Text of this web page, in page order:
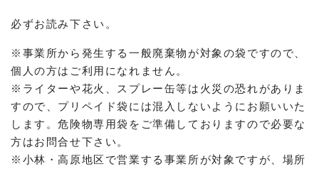
必ずお読み下さい。
※事業所から発生する一般廃棄物が対象の袋ですので、
個人の方はご利用になれません。
※ライターや花火、スプレー缶等は火災の恐れがありま
すので、プリペイド袋には混入しないようにお願いいた
します。危険物専用袋をご準備しておりますので必要な
方はお問合せ下さい。
※小林・高原地区で営業する事業所が対象ですが、場所